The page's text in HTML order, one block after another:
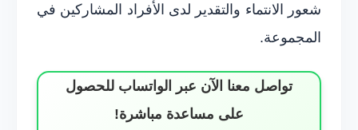
شعور الانتماء والتقدير لدى الأفراد المشاركين في
المجموعة.
تواصل معنا الآن عبر الواتساب للحصول
على مساعدة مباشرة!